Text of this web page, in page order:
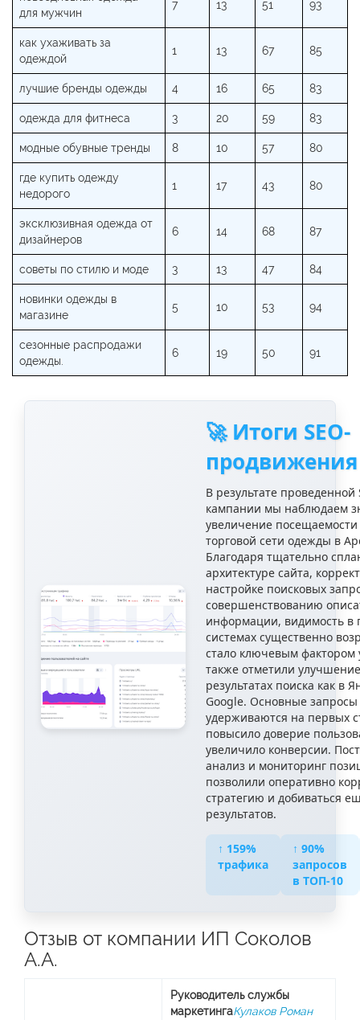
для мужчин
7 13 51 93
как ухаживать за
одеждой
1 13 67 85
лучшие бренды одежды 4 16 65 83
одежда для фитнеса 3 20 59 83
модные обувные тренды 8 10 57 80
где купить одежду
недорого
1 17 43 80
эксклюзивная одежда от
дизайнеров
6 14 68 87
советы по стилю и моде 3 13 47 84
новинки одежды в
магазине
5 10 53 94
сезонные распродажи
одежды.
6 19 50 91
🚀 Итоги SEO-
продвижения
В результате проведенной
кампании мы наблюдаем
увеличение посещаемости
торговой сети одежды в
Благодаря тщательно
архитектуре сайта,
настройке поисковых
совершенствованию
информации, видимость в
системах существенно
стало ключевым фактором
также отметили
результатах поиска как в
Google. Основные запросы
удерживаются на первых
повысило доверие
увеличило конверсии.
анализ и мониторинг
позволили оперативно
стратегию и добиваться
результатов.
↑ 159%
трафика
↑ 90%
запросов
в ТОП-10
Отзыв от компании ИП Соколов
А.А.
Руководитель службы
маркетингаКулаков Роман